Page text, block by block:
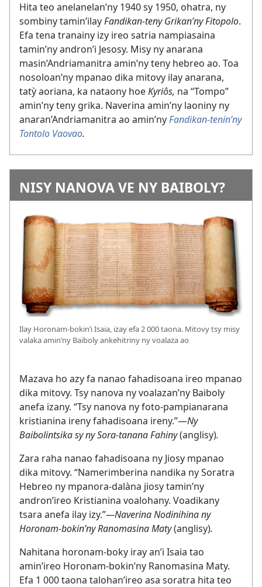
Hita teo anelanelan’ny 1940 sy 1950, ohatra, ny
sombiny tamin’ilayFandikan-teny Grikan’ny Fitopolo.
Efa tena tranainy izy ireo satria nampiasaina
tamin’ny andron’i Jesosy. Misy ny anarana
masin’Andriamanitra amin’ny teny hebreo ao. Toa
nosoloan’ny mpanao dika mitovy ilay anarana,
tatỳ aoriana, ka nataony hoeKyriôs, na “Tompo”
amin’ny teny grika. Naverina amin’ny laoniny ny
anaran’Andriamanitra ao amin’nyFandikan-tenin’ny
Tontolo Vaovao.
NISY NANOVA VE NY BAIBOLY?
Ilay Horonam-bokin’i Isaia, izay efa 2 000 taona. Mitovy tsy misy
valaka amin’ny Baiboly ankehitriny ny voalaza ao
Mazava ho azy fa nanao fahadisoana ireo mpanao
dika mitovy. Tsy nanova ny voalazan’ny Baiboly
anefa izany. “Tsy nanova ny foto-pampianarana
kristianina ireny fahadisoana ireny.”—Ny
Baibolintsika sy ny Sora-tanana Fahiny(anglisy).
Zara raha nanao fahadisoana ny Jiosy mpanao
dika mitovy. “Namerimberina nandika ny Soratra
Hebreo ny mpanora-dalàna jiosy tamin’ny
andron’ireo Kristianina voalohany. Voadikany
tsara anefa ilay izy.”—Naverina Nodinihina ny
Horonam-bokin’ny Ranomasina Maty(anglisy).
Nahitana horonam-boky iray an’i Isaia tao
amin’ireo Horonam-bokin’ny Ranomasina Maty.
Efa 1 000 taona talohan’ireo asa soratra hita teo